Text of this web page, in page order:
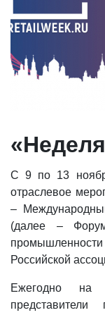
С 9 по 13
отраслевое
–
(далее –
промышленности
Российской
Ежегодно на
представители